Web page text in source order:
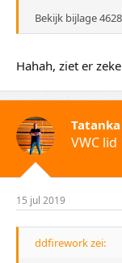
Bekijk bijlage
Hahah, ziet er
Tatanka
VWC lid
15 jul 2019
ddfirework zei: